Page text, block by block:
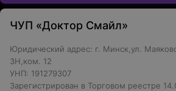
ЧУП «Доктор Смайл»
Юридический адрес: г. Минск,ул.
3Н,ком. 12
УНП: 191279307
Зарегистрирован в Торговом реестре